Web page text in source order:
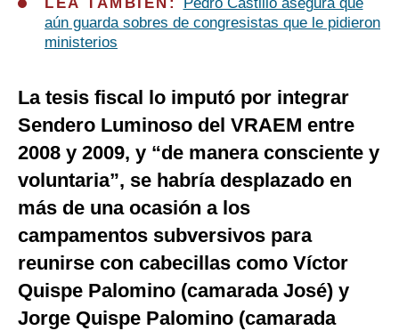
aún guarda sobres de congresistas que le pidieron
ministerios
La tesis fiscal lo imputó por integrar
Sendero Luminoso del VRAEM entre
2008 y 2009, y “de manera consciente y
voluntaria”, se habría desplazado en
más de una ocasión a los
campamentos subversivos para
reunirse con cabecillas como Víctor
Quispe Palomino (camarada José) y
Jorge Quispe Palomino (camarada